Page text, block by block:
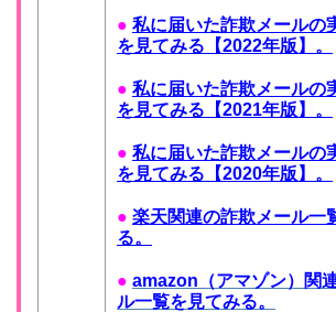
● 私に届いた詐欺メールの
を見てみる【2022年版】。
● 私に届いた詐欺メールの
を見てみる【2021年版】。
● 私に届いた詐欺メールの
を見てみる【2020年版】。
● 楽天関連の詐欺メール一
る。
● amazon（アマゾン）関
ル一覧を見てみる。